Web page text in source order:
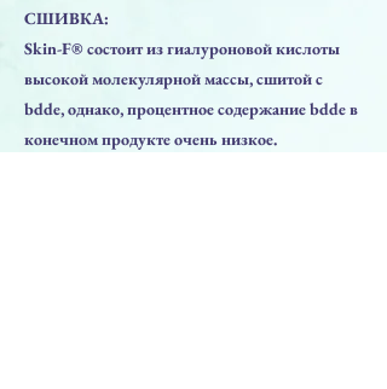
СШИВКА:
Skin-F® состоит из гиалуроновой кислоты
высокой молекулярной массы, сшитой с
bdde, однако, процентное содержание bdde в
конечном продукте очень низкое.